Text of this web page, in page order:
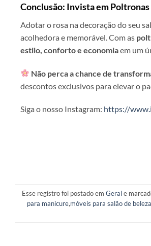
Conclusão: Invista em Poltronas
Adotar o rosa na decoração do seu
acolhedora e memorável. Com as
estilo, conforto e economiaem um
Não perca a chance de
descontos exclusivos para elevar o
Siga o nosso Instagram: https://
Esse registro foi postado em Gerale
para manicure,móveis para salão de beleza